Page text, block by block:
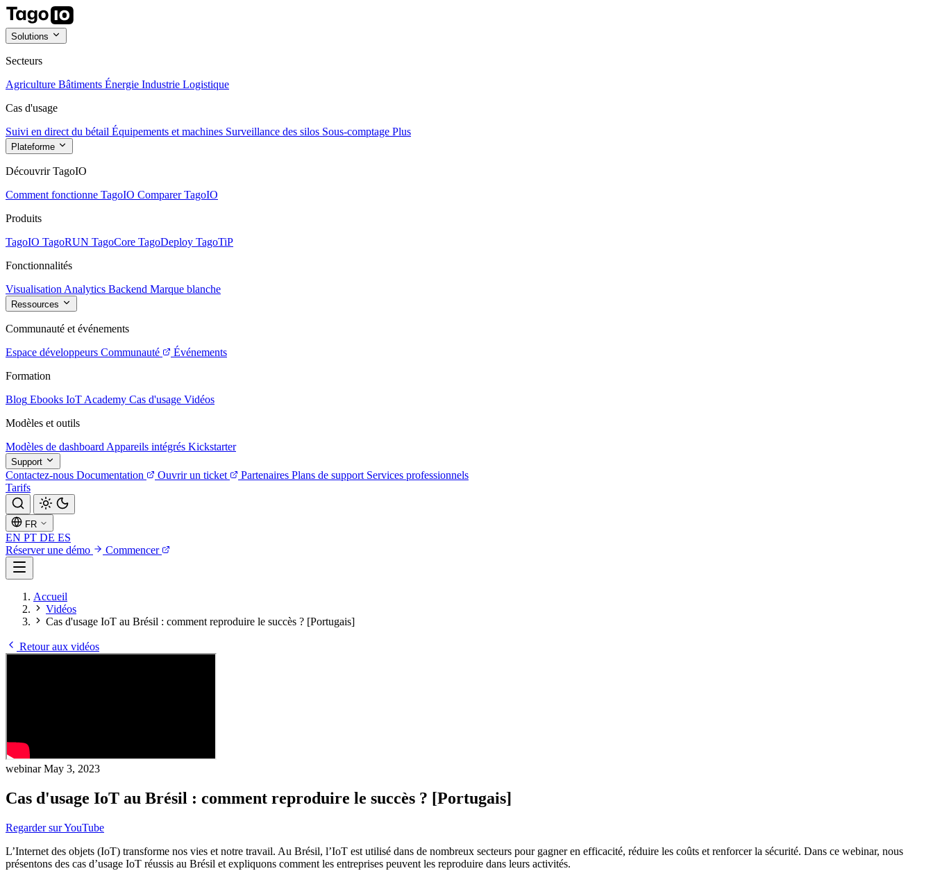
Solutions
Secteurs
Agriculture Bâtiments Énergie Industrie Logistique
Cas d'usage
Suivi en direct du bétail Équipements et machines Surveillance des silos Sous-comptage Plus
Plateforme
Découvrir TagoIO
Comment fonctionne TagoIO Comparer TagoIO
Produits
TagoIO TagoRUN TagoCore TagoDeploy TagoTiP
Fonctionnalités
Visualisation Analytics Backend Marque blanche
Ressources
Communauté et événements
Espace développeurs Communauté
Événements
Formation
Blog Ebooks IoT Academy Cas d'usage Vidéos
Modèles et outils
Modèles de dashboard Appareils intégrés Kickstarter
Support
Contactez-nous Documentation Ouvrir un ticket Partenaires Plans de support Services professionnels
Tarifs
FR
EN PT DE ES
Réserver une démo
Commencer
Accueil
Vidéos
Cas d'usage IoT au Brésil : comment reproduire le succès ? [Portugais]
Retour aux vidéos
webinarMay 3, 2023
Cas d'usage IoT au Brésil : comment reproduire le succès ? [Portugais]
Regarder sur YouTube
L’Internet des objets (IoT) transforme nos vies et notre travail. Au Brésil, l’IoT est utilisé dans de nombreux secteurs pour gagner en efficacité, réduire les coûts et renforcer la sécurité. Dans ce webinar, nous
présentons des cas d’usage IoT réussis au Brésil et expliquons comment les entreprises peuvent les reproduire dans leurs activités.